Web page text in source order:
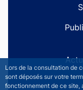
Lors de la consultation de
sont déposés sur votre
fonctionnement de ce site,